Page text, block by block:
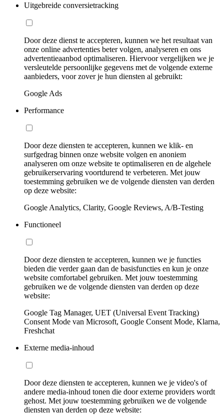
Uitgebreide conversietracking
Door deze dienst te accepteren, kunnen we het resultaat van
onze online advertenties beter volgen, analyseren en ons
advertentieaanbod optimaliseren. Hiervoor vergelijken we je
versleutelde persoonlijke gegevens met de volgende externe
aanbieders, voor zover je hun diensten al gebruikt:
Google Ads
Performance
Door deze diensten te accepteren, kunnen we klik- en
surfgedrag binnen onze website volgen en anoniem
analyseren om onze website te optimaliseren en de algehele
gebruikerservaring voortdurend te verbeteren. Met jouw
toestemming gebruiken we de volgende diensten van derden
op deze website:
Google Analytics, Clarity, Google Reviews, A/B-Testing
Functioneel
Door deze diensten te accepteren, kunnen we je functies
bieden die verder gaan dan de basisfuncties en kun je onze
website comfortabel gebruiken. Met jouw toestemming
gebruiken we de volgende diensten van derden op deze
website:
Google Tag Manager, UET (Universal Event Tracking)
Consent Mode van Microsoft, Google Consent Mode, Klarna,
Freshchat
Externe media-inhoud
Door deze diensten te accepteren, kunnen we je video's of
andere media-inhoud tonen die door externe providers wordt
gehost. Met jouw toestemming gebruiken we de volgende
diensten van derden op deze website: